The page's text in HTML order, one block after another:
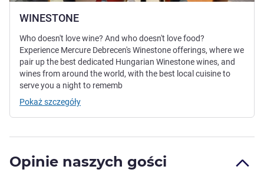
WINESTONE
Who doesn't love wine? And who doesn't love food?
Experience Mercure Debrecen's Winestone offerings, where we
pair up the best dedicated Hungarian Winestone wines, and
wines from around the world, with the best local cuisine to
serve you a night to rememb
Pokaż szczegóły
Opinie naszych gości